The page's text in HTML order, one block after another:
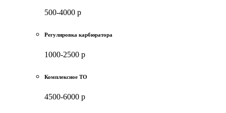
500-4000 р
Регулировка карбюратора
1000-2500 р
Комплексное ТО
4500-6000 р